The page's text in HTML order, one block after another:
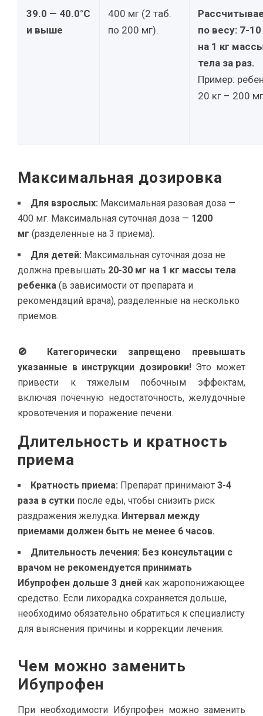
39.0 — 40.0°C
и выше
400 мг (2 таб.
по 200 мг).
по весу: 7-
на 1 кг
тела за раз.
Пример:
20 кг – 200
Максимальная дозировка
Для взрослых: Максимальная разовая доза —
400 мг. Максимальная суточная доза — 1200
мг (разделенные на 3 приема).
Для детей: Максимальная суточная доза не
должна превышать 20-30 мг на 1 кг массы тела
ребенка (в зависимости от препарата и
рекомендаций врача), разделенные на несколько
приемов.
🚫 Категорически запрещено превышать
указанные в инструкции дозировки!Это может
привести к тяжелым побочным эффектам,
включая почечную недостаточность, желудочные
кровотечения и поражение печени.
Длительность и кратность
приема
Кратность приема: Препарат принимают 3-4
раза в сутки после еды, чтобы снизить риск
раздражения желудка. Интервал между
приемами должен быть не менее 6 часов.
Длительность лечения: Без консультации с
врачом не рекомендуется принимать
Ибупрофен дольше 3 дней как жаропонижающее
средство. Если лихорадка сохраняется дольше,
необходимо обязательно обратиться к специалисту
для выяснения причины и коррекции лечения.
Чем можно заменить
Ибупрофен
При необходимости Ибупрофен можно заменить